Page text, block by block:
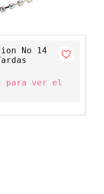
No 14
para ver el